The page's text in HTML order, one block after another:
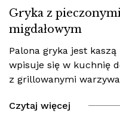
Gryka z
migdałowym
Palona gryka jest
wpisuje się w kuchnię
z grillowanymi
Czytaj więcej